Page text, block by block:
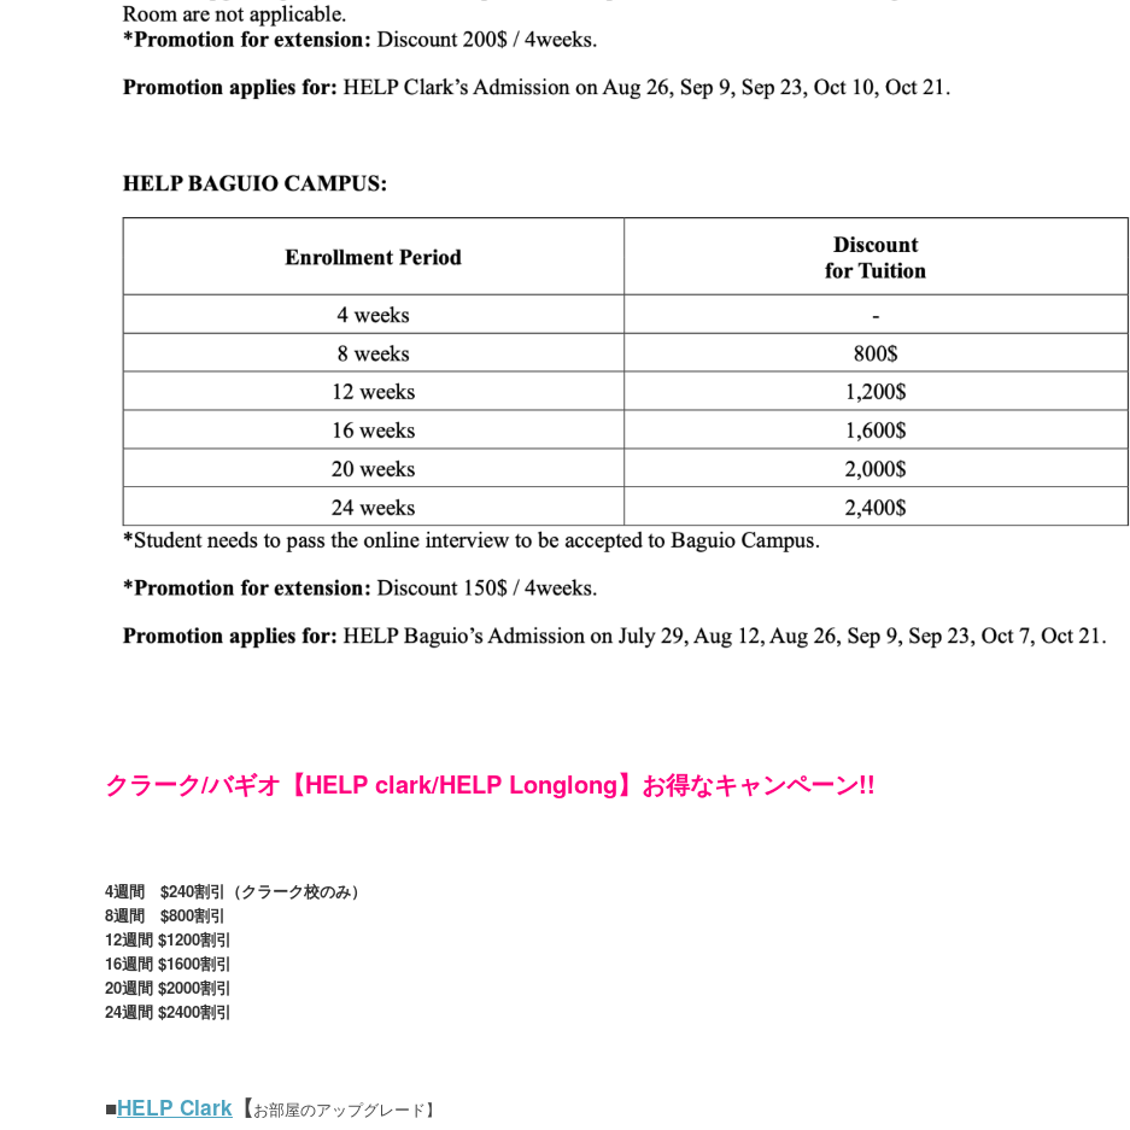
クラーク/バギオ【HELP clark/HELP Longlong】お得なキャンペーン!!
4週間 $240割引（クラーク校のみ）
8週間 $800割引
12週間 $1200割引
16週間 $1600割引
20週間 $2000割引
24週間 $2400割引
■HELP Clark 【お部屋のアップグレード】